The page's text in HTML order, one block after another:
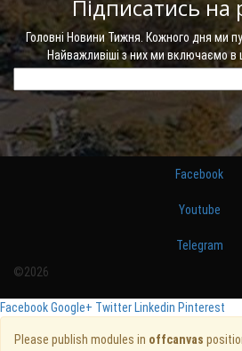
Підписатись на
Головні Новини Тижня. Кожного дня ми
Найважливіші з них ми включаємо
Facebook
Youtube
Telegram
©2026
FacebookGoogle+ Twitter Linkedin Pinterest
Please publish modules in offcanvas